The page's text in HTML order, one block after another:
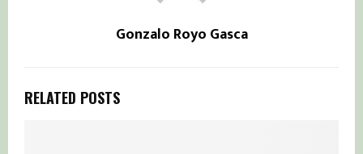
Gonzalo Royo Gasca
RELATED POSTS